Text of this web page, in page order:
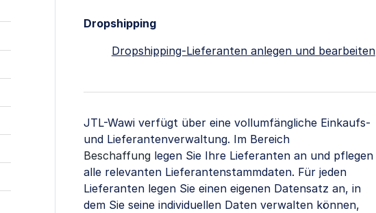
Dropshipping
Dropshipping-Lieferanten anlegen und bearbeiten
JTL-Wawi verfügt über eine vollumfängliche Einkaufs-
und Lieferantenverwaltung. Im Bereich
Beschaffunglegen Sie Ihre Lieferanten an und pflegen
alle relevanten Lieferantenstammdaten. Für jeden
Lieferanten legen Sie einen eigenen Datensatz an, in
dem Sie seine individuellen Daten verwalten können,